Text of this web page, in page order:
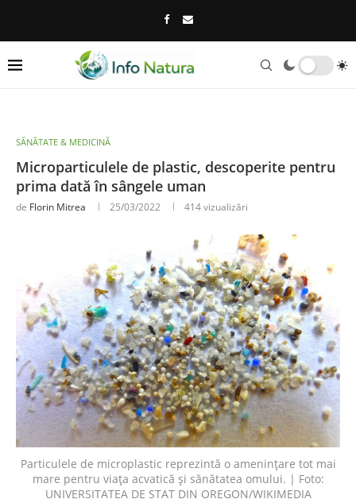
SĂNĂTATE & MEDICINĂ
Microparticulele de plastic, descoperite pentru
prima dată în sângele uman
de Florin Mitrea 25/03/2022 414vizualizări
Particulele de microplastic reprezintă o amenințare tot mai
mare pentru viața acvatică și sănătatea omului. | Foto:
UNIVERSITATEA DE STAT DIN OREGON/WIKIMEDIA